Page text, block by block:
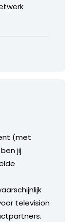
(met
jij
television